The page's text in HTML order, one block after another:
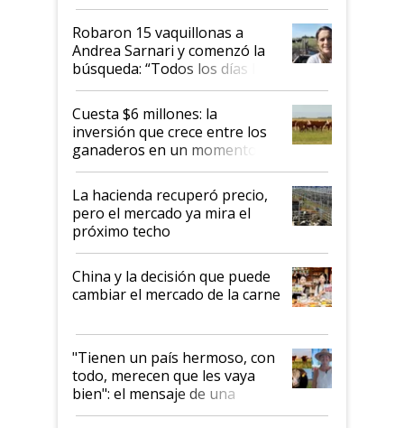
Robaron 15 vaquillonas a
Andrea Sarnari y comenzó la
búsqueda: “Todos los días le
toca a algún productor”
Cuesta $6 millones: la
inversión que crece entre los
ganaderos en un momento
histórico para la actividad
La hacienda recuperó precio,
pero el mercado ya mira el
próximo techo
China y la decisión que puede
cambiar el mercado de la carne
"Tienen un país hermoso, con
todo, merecen que les vaya
bien": el mensaje de una
ganadera uruguaya sobre las